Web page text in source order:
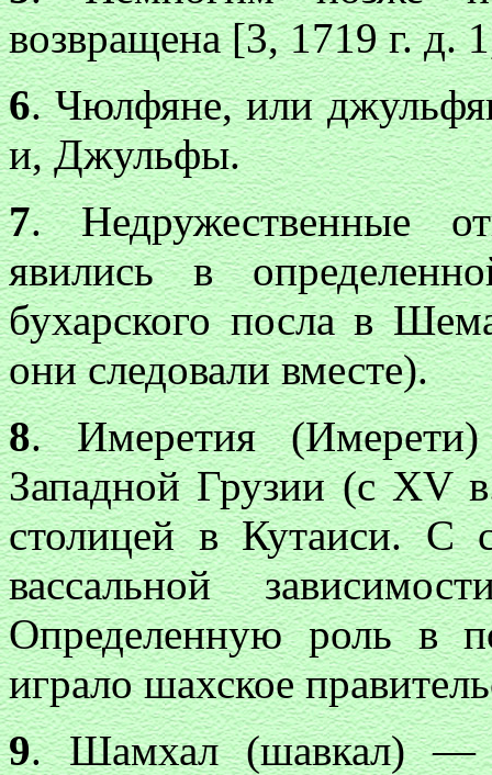
возвращена [3, 1719 г. д.
6. Чюлфяне, или
и, Джульфы.
7. Недружественные
явились в
бухарского посла в
они следовали вместе).
8. Имеретия
Западной Грузии (с XV
столицей в Кутаиси. С
вассальной
Определенную роль в
играло шахское
9. Шамхал (шавкал) —